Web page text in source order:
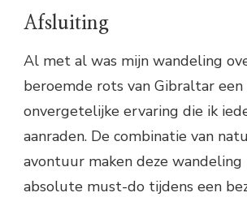
Afsluiting
Al met al was mijn wandeling
beroemde rots van Gibraltar een
onvergetelijke ervaring die ik
aanraden. De combinatie van
avontuur maken deze
absolute must-do tijdens een